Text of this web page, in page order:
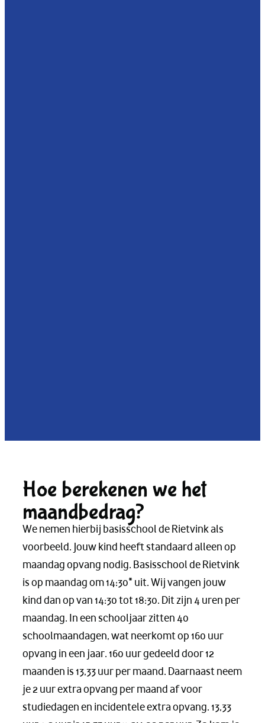
Hoe berekenen we het
maandbedrag?
We nemen hierbij basisschool de Rietvink als
voorbeeld. Jouw kind heeft standaard alleen op
maandag opvang nodig. Basisschool de Rietvink
is op maandag om 14:30* uit. Wij vangen jouw
kind dan op van 14:30 tot 18:30. Dit zijn 4 uren per
maandag. In een schooljaar zitten 40
schoolmaandagen, wat neerkomt op 160 uur
opvang in een jaar. 160 uur gedeeld door 12
maanden is 13,33 uur per maand. Daarnaast neem
je 2 uur extra opvang per maand af voor
studiedagen en incidentele extra opvang. 13,33